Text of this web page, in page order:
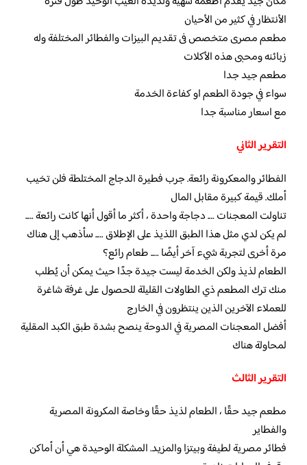
الأنتظار في كثير من الأحيان
مطعم مصرى متخصص فى تقديم البيزات والفطائر المختلفة وله
زبائنه ومحبى هذه الأكلات
مطعم جيد جدا
سواء في جودة الطعم او كفاءة الخدمة
مع اسعار مناسبة جدا
التقرير الثاني
الفطائر والمعكرونة رائعة. جرب فطيرة الدجاج المختلطة فلن تخيب
أملك. قيمة كبيرة مقابل المال
تناولت المعجنات …. دجاجة واحدة ، أكثر ما أقول أنها كانت رائعة …..
لم يكن لدي مثل هذا الطبق اللذيذ على الإطلاق ….. سأذهب إلى هناك
مرة أخرى لتجربة شيء آخر أيضًا ….. طعام رائع؟
الطعام لذيذ ولكن الخدمة ليست جيدة جدًا حيث يمكن أن يُطلب
منك ترك المطعم ذي الطاولات القليلة للحصول على غرفة شاغرة
للعملاء الآخرين الذين ينتظرون في الخارج
أفضل المعجنات المصرية في الدوحة ينصح بشدة طبق الكبد المقلية
لمحاولة هناك
التقرير الثالث
مطعم جيد حقًا ، الطعام لذيذ حقًا وخاصة المكرونة المصرية
والفطاير
فطائر مصرية لطيفة وبيتزا والمزيد. المشكلة الوحيدة هي أن أماكن